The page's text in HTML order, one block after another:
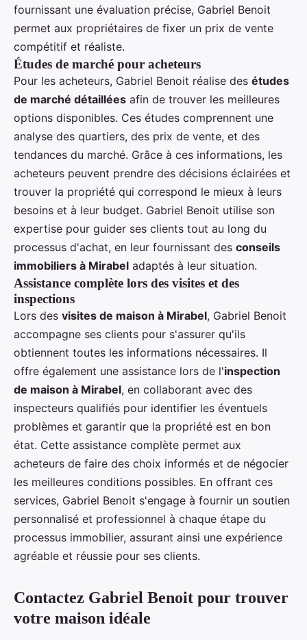
fournissant une évaluation précise, Gabriel Benoit
permet aux propriétaires de fixer un prix de vente
compétitif et réaliste.
Études de marché pour acheteurs
Pour les acheteurs, Gabriel Benoit réalise des études
de marché détaillées afin de trouver les meilleures
options disponibles. Ces études comprennent une
analyse des quartiers, des prix de vente, et des
tendances du marché. Grâce à ces informations, les
acheteurs peuvent prendre des décisions éclairées et
trouver la propriété qui correspond le mieux à leurs
besoins et à leur budget. Gabriel Benoit utilise son
expertise pour guider ses clients tout au long du
processus d'achat, en leur fournissant des conseils
immobiliers à Mirabel adaptés à leur situation.
Assistance complète lors des visites et des
inspections
Lors des visites de maison à Mirabel, Gabriel Benoit
accompagne ses clients pour s'assurer qu'ils
obtiennent toutes les informations nécessaires. Il
offre également une assistance lors de l'inspection
de maison à Mirabel, en collaborant avec des
inspecteurs qualifiés pour identifier les éventuels
problèmes et garantir que la propriété est en bon
état. Cette assistance complète permet aux
acheteurs de faire des choix informés et de négocier
les meilleures conditions possibles. En offrant ces
services, Gabriel Benoit s'engage à fournir un soutien
personnalisé et professionnel à chaque étape du
processus immobilier, assurant ainsi une expérience
agréable et réussie pour ses clients.
Contactez Gabriel Benoit pour trouver
votre maison idéale